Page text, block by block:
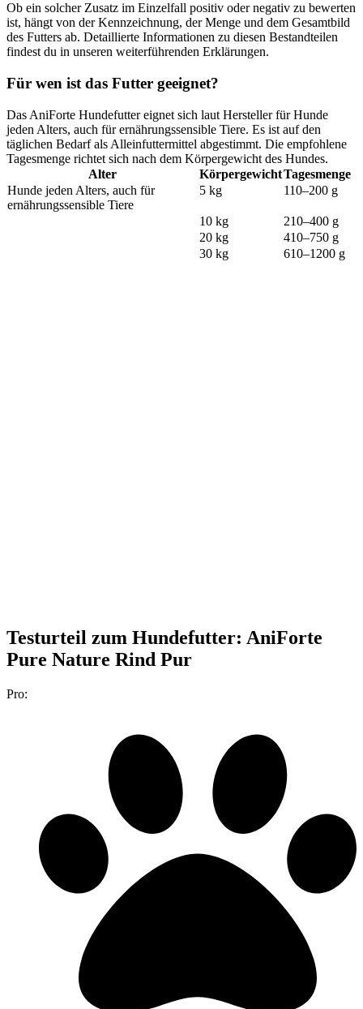
Ob ein solcher Zusatz im Einzelfall positiv oder negativ zu bewerten
ist, hängt von der Kennzeichnung, der Menge und dem Gesamtbild
des Futters ab. Detaillierte Informationen zu diesen Bestandteilen
findest du in unseren weiterführenden Erklärungen.
Für wen ist das Futter geeignet?
Das AniForte Hundefutter eignet sich laut Hersteller für Hunde
jeden Alters, auch für ernährungssensible Tiere. Es ist auf den
täglichen Bedarf als Alleinfuttermittel abgestimmt. Die empfohlene
Tagesmenge richtet sich nach dem Körpergewicht des Hundes.
Alter
KörpergewichtTagesmenge
Hunde jeden Alters, auch für
ernährungssensible Tiere
5 kg 110–200 g
10 kg
210–400 g
20 kg
410–750 g
30 kg
610–1200 g
Testurteil zum Hundefutter: AniForte
Pure Nature Rind Pur
Pro: